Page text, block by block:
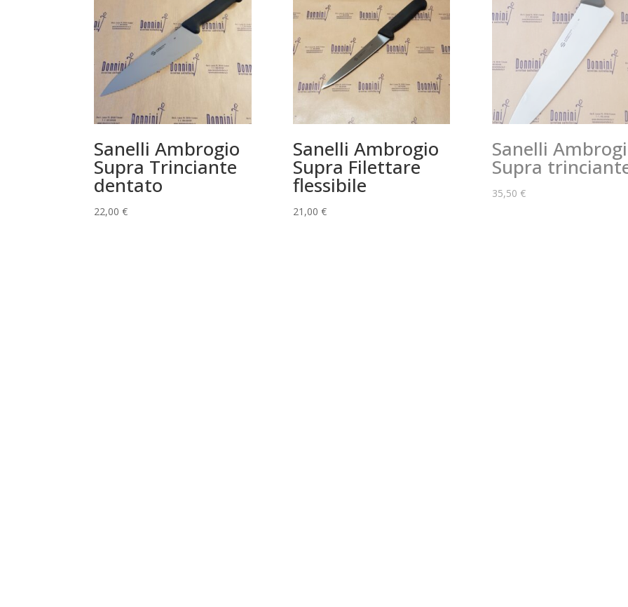
Sanelli Ambrogio
Supra Trinciante
dentato
22,00€
Sanelli Ambrogio
Supra Filettare
flessibile
21,00 €
Sanelli
Supra
35,50 €